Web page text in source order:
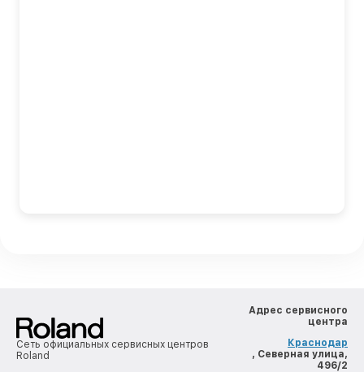
Сеть официальных сервисных центров
Roland
Адрес сервисного
центра
Краснодар
, Северная улица,
496/2